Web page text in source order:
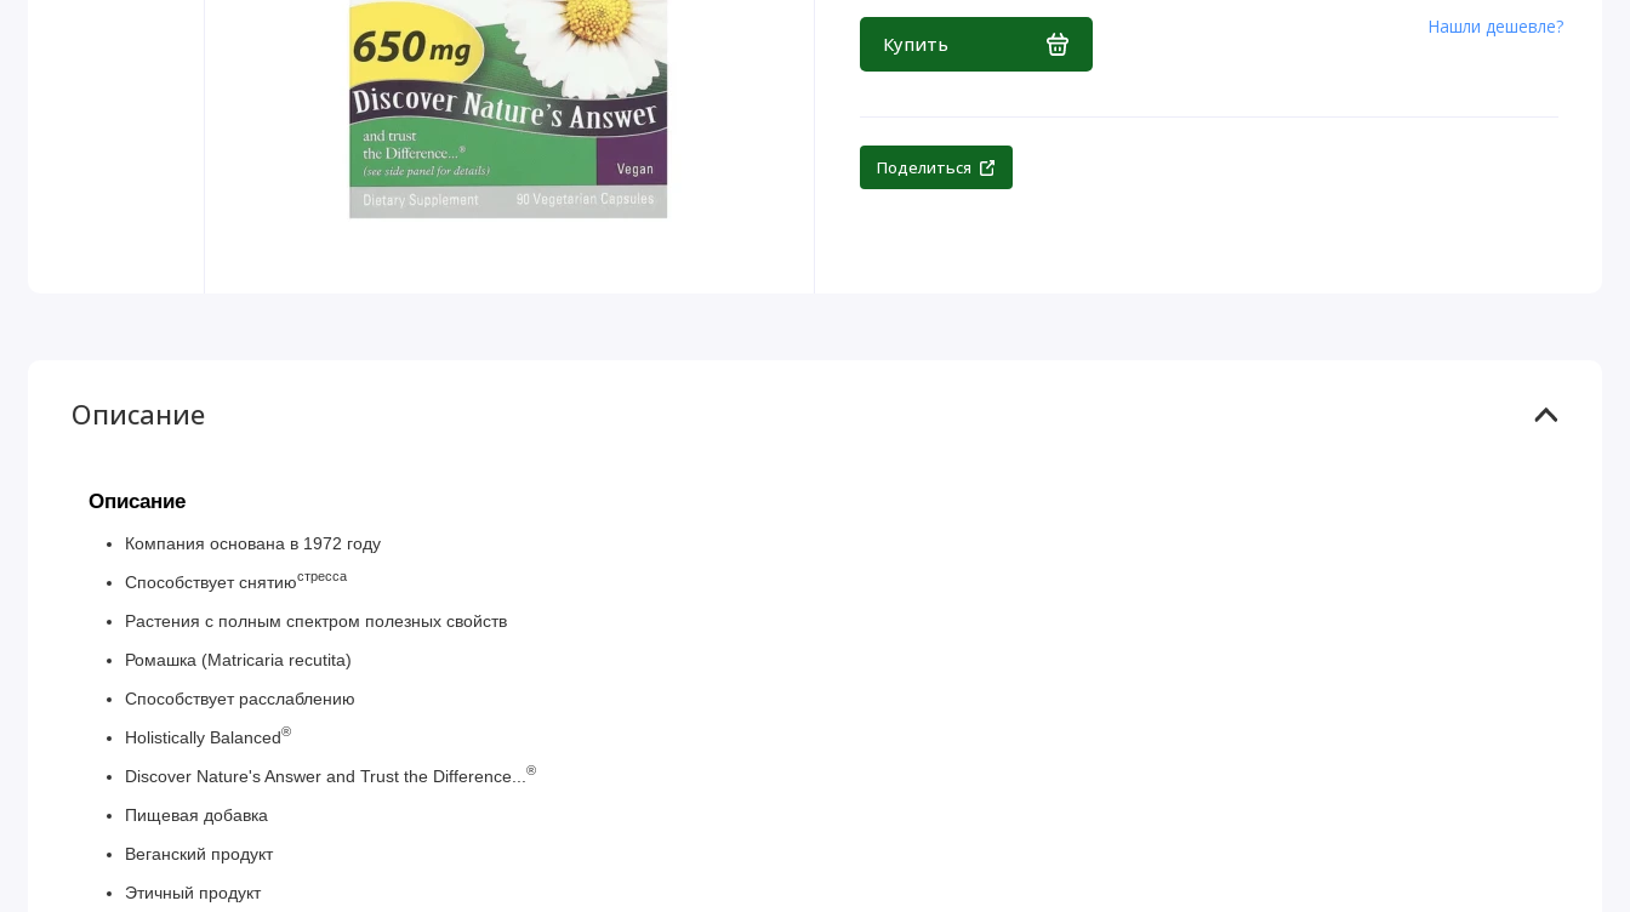
Купить
Нашли дешевле?
Поделиться
Описание
Описание
Компания основана в 1972 году
Способствует снятиюстресса
Растения с полным спектром полезных свойств
Ромашка (Matricaria recutita)
Способствует расслаблению
Holistically Balanced®
Discover Nature's Answer and Trust the Difference...®
Пищевая добавка
Веганский продукт
Этичный продукт